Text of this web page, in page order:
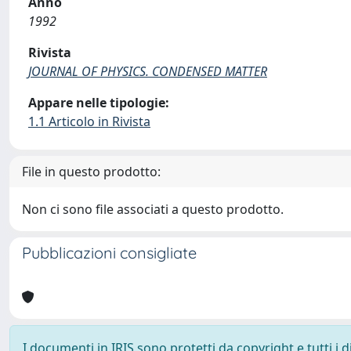
1992
Rivista
JOURNAL OF PHYSICS. CONDENSED MATTER
Appare nelle tipologie:
1.1 Articolo in Rivista
File in questo prodotto:
Non ci sono file associati a questo prodotto.
Pubblicazioni consigliate